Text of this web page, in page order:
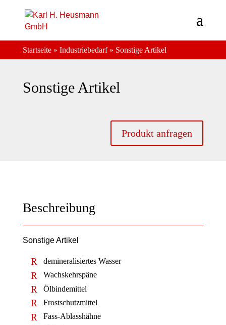
Startseite» Industriebedarf» Sonstige Artikel
Sonstige Artikel
Produkt anfragen
Beschreibung
Sonstige Artikel
demineralisiertes Wasser
Wachskehrspäne
Ölbindemittel
Frostschutzmittel
Fass-Ablasshähne